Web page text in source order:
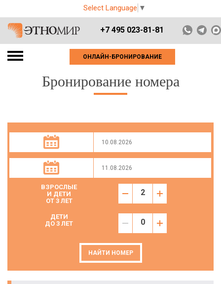
Select Language ▼
+7 495 023-81-81
ОНЛАЙН-БРОНИРОВАНИЕ
Бронирование номера
ВЗРОСЛЫЕ
И ДЕТИ
ОТ 3 ЛЕТ
ДЕТИ
ДО 3 ЛЕТ
НАЙТИ НОМЕР